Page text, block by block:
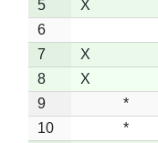
5
X
6
7
X
8
X
9
*
10
*